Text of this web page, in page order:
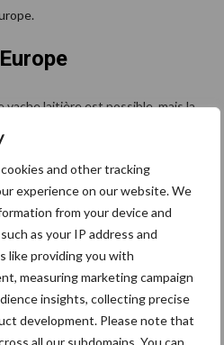
and other tracking
experience on our website. We
from your device and
as your IP address and
like providing you with
measuring marketing campaign
insights, collecting precise
development. Please note that
all our subdomains. You can
laitière est possible, mais la
si une propagation peut
virus vers d’autres bovins ou
santépublique est actuellement
Les résultats négatifs des tests
etScience